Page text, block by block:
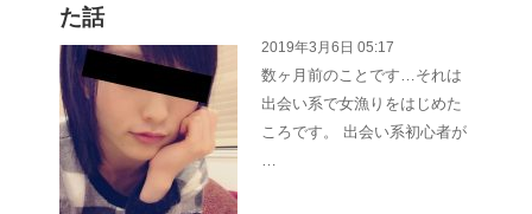
た話
2019年3月6日 05:17
数ヶ月前のことです…それは
出会い系で女漁りをはじめた
ころです。 出会い系初心者が